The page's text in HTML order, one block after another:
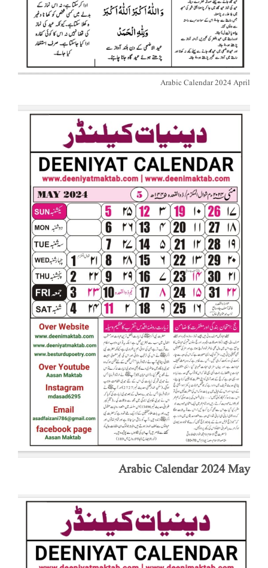
Arabic Calendar 2024 April
Arabic Calendar 2024 May